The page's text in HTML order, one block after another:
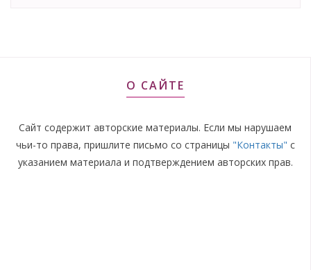
О САЙТЕ
Сайт содержит авторские материалы. Если мы нарушаем
чьи-то права, пришлите письмо со страницы "Контакты" с
указанием материала и подтверждением авторских прав.